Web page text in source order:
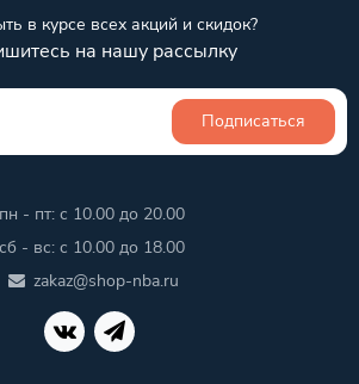
в курсе всех акций и скидок?
на нашу рассылку
Подписаться
пн - пт: с 10.00 до 20.00
сб - вс: с 10.00 до 18.00
zakaz@shop-nba.ru